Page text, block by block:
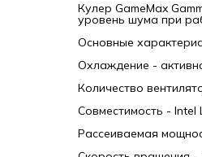
Кулер GameMax
уровень шума при
Основные
Охлаждение -
Количество
Совместимость - Intel
Рассеиваемая